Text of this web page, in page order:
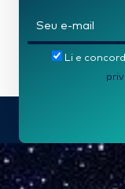
-
*
Li e